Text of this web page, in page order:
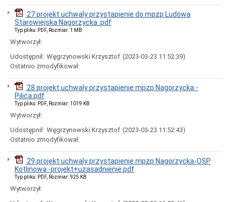
Mazowieckim
Procedura
przyjmowania
zewnętrznych
oraz
podejmowania
działań
następczych
w
Urzędzie
Miasta
Tomaszowie
Mazowieckim
Zamówienia
w
2026
SZACOWANIE
WARTOŚCI
27 projekt uchwaly przystapienie do mpzp Ludowa
Starowiejska Nagorzycka .pdf
Typ pliku: PDF, Rozmiar: 1 MB
Wytworzył:
Udostępnił: Węgrzynowski Krzysztof (2023-03-23 11:52:39)
Ostatnio zmodyfikował:
28 projekt uchwaly przystapienie mpzp Nagorzycka -
Pilica.pdf
Typ pliku: PDF, Rozmiar: 1019 KB
Wytworzył:
Udostępnił: Węgrzynowski Krzysztof (2023-03-23 11:52:43)
Ostatnio zmodyfikował:
29 projekt uchwaly przystapienie mpzp Nagorzycka-OSP
Kotlinowa -projekt+uzasadnienie.pdf
Typ pliku: PDF, Rozmiar: 925 KB
Wytworzył: